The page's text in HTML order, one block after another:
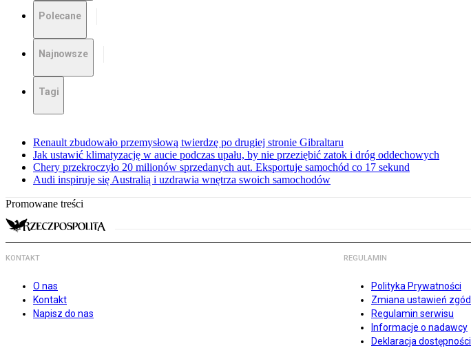
Polecane
Najnowsze
Tagi
Renault zbudowało przemysłową twierdzę po drugiej stronie Gibraltaru
Jak ustawić klimatyzację w aucie podczas upału, by nie przeziębić zatok i dróg oddechowych
Chery przekroczyło 20 milionów sprzedanych aut. Eksportuje samochód co 17 sekund
Audi inspiruje się Australią i uzdrawia wnętrza swoich samochodów
Promowane treści
KONTAKT
O nas
Kontakt
Napisz do nas
REGULAMIN
Polityka Prywatności
Zmiana ustawień zgód
Regulamin serwisu
Informacje o nadawcy
Deklaracja dostępności